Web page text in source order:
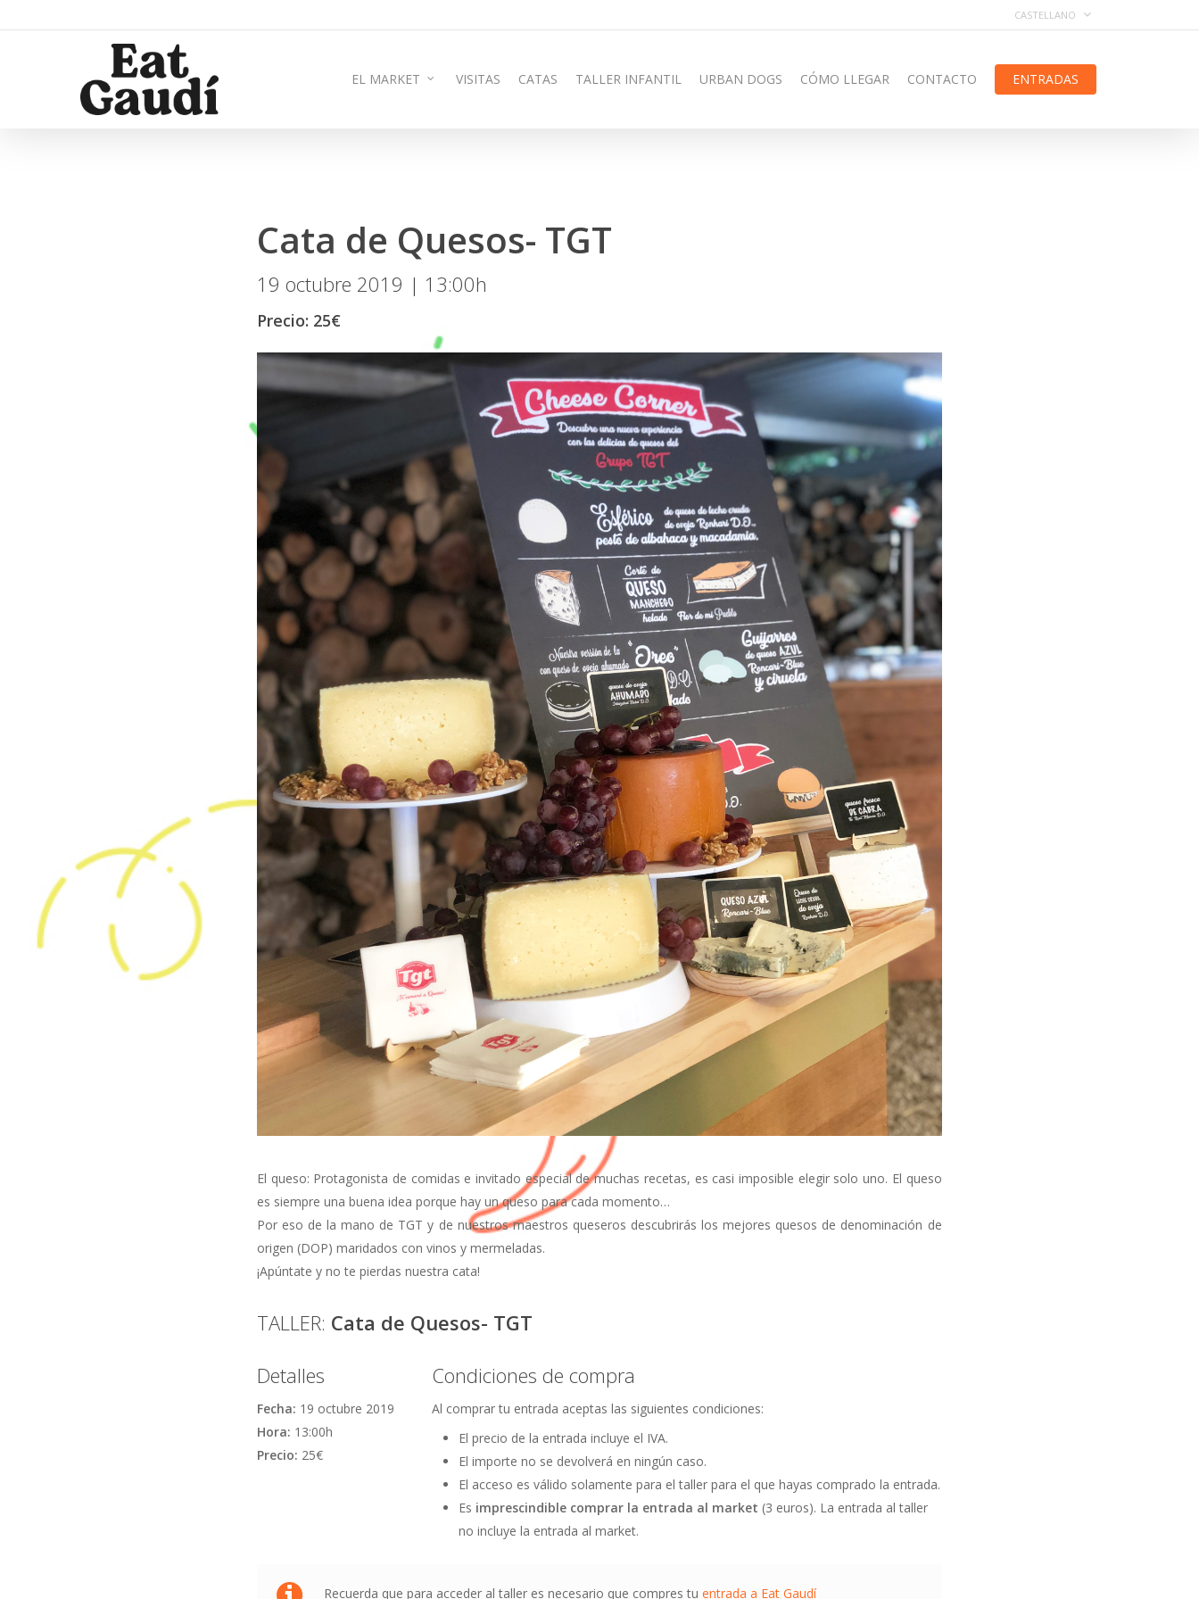
CASTELLANO
EL MARKET VISITAS CATAS TALLER INFANTIL URBAN DOGS CÓMO LLEGAR CONTACTO ENTRADAS
Cata de Quesos- TGT
19 octubre 2019 | 13:00h
Precio: 25€
El queso: Protagonista de comidas e invitado especial de muchas recetas, es casi imposible elegir solo uno. El queso
es siempre una buena idea porque hay un queso para cada momento…
Por eso de la mano de TGT y de nuestros maestros queseros descubrirás los mejores quesos de denominación de
origen (DOP) maridados con vinos y mermeladas.
¡Apúntate y no te pierdas nuestra cata!
TALLER: Cata de Quesos- TGT
Detalles
Fecha: 19 octubre 2019
Hora: 13:00h
Precio: 25€
Condiciones de compra
Al comprar tu entrada aceptas las siguientes condiciones:
El precio de la entrada incluye el IVA.
El importe no se devolverá en ningún caso.
El acceso es válido solamente para el taller para el que hayas comprado la entrada.
Es imprescindible comprar la entrada al market (3 euros). La entrada al taller
no incluye la entrada al market.
Recuerda que para acceder al taller es necesario que compres tu entrada a Eat Gaudí